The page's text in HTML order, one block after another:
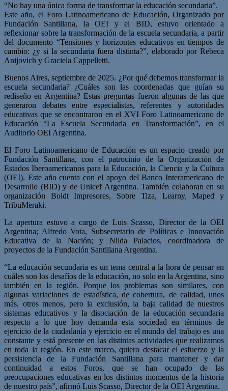
“No hay una única forma de transformar la educación secundaria”.
Este año, el Foro Latinoamericano de Educación, Organizado por
Fundación Santillana, la OEI y el BID, estuvo orientado a
reflexionar sobre la transformación de la escuela secundaria, a partir
del documento “Tensiones y horizontes educativos en tiempos de
cambio: ¿y si la secundaria fuera distinta?”, elaborado por Rebeca
Anijovich y Graciela Cappelletti.
Buenos Aires, septiembre de 2025. ¿Por qué debemos transformar la
escuela secundaria? ¿Cuáles son las coordenadas que guían su
rediseño en Argentina? Estas preguntas fueron algunas de las que
generaron debates entre especialistas, referentes y autoridades
educativas que se encontraron en el XVI Foro Latinoamericano de
Educación “La Escuela Secundaria en Transformación”, en el
Auditorio OEI Argentina.
El Foro Latinoamericano de Educación es un espacio creado por
Fundación Santillana, con el patrocinio de la Organización de
Estados Iberoamericanos para la Educación, la Ciencia y la Cultura
(OEI). Este año cuenta con el apoyo del Banco Interamericano de
Desarrollo (BID) y de Unicef Argentina. También colaboran en su
organización Boldt Impresores, Sobre Tiza, Learny, Maped y
TribuMeraki.
La apertura estuvo a cargo de Luis Scasso, Director de la OEI
Argentina; Alfredo Vota, Subsecretario de Políticas e Innovación
Educativa de la Nación; y Nilda Palacios, coordinadora de
proyectos de la Fundación Santillana Argentina.
“La educación secundaria es un tema central a la hora de pensar en
cuáles son los desafíos de la educación, no solo en la Argentina, sino
también en la región. Porque los problemas son similares, con
algunas variaciones de estadística, de cobertura, de calidad, unos
más, otros menos, pero la exclusión, la baja calidad de nuestros
sistemas educativos y la disociación de la educación secundaria
respecto a lo que hoy demanda esta sociedad en términos de
ejercicio de la ciudadanía y ejercicio en el mundo del trabajo es una
constante y está presente en las distintas actividades que realizamos
en toda la región. En este marco, quiero destacar el esfuerzo y la
persistencia de la Fundación Santillana para mantener y dar
continuidad a estos Foros, que se han ocupado de las
preocupaciones educativas en los distintos momentos de la historia
de nuestro país”, afirmó Luis Scasso, Director de la OEI Argentina.